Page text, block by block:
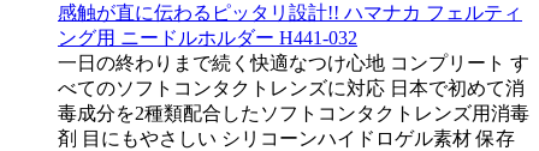
感触が直に伝わるピッタリ設計!! ハマナカ フェルティ
ング用 ニードルホルダー H441-032
一日の終わりまで続く快適なつけ心地 コンプリート す
べてのソフトコンタクトレンズに対応 日本で初めて消
毒成分を2種類配合したソフトコンタクトレンズ用消毒
剤 目にもやさしい シリコーンハイドロゲル素材 保存